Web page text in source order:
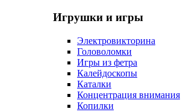
Игрушки и игры
Электровикторина
Головоломки
Игры из фетра
Калейдоскопы
Каталки
Концентрация внимания
Копилки